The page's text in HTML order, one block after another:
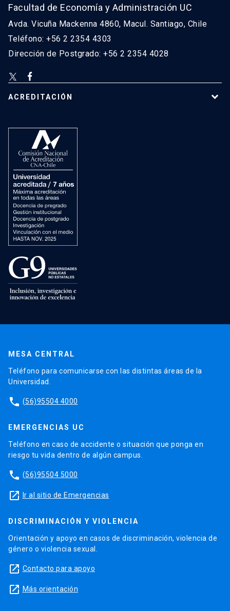
Facultad de Economía y Administración UC
Avda. Vicuña Mackenna 4860, Macul. Santiago, Chile
Teléfono: +56 2 2354 4303
Dirección de Postgrado: +56 2 2354 4028
ACREDITACIÓN
MESA CENTRAL
Teléfono para comunicarse con las distintas áreas de la
Universidad.
phone (56)95504 4000
EMERGENCIAS UC
Teléfono en caso de accidente o situación que ponga en
riesgo tu vida dentro de algún campus.
phone (56)95504 5000
launch Ir al sitio de Emergencias
DISCRIMINACIÓN Y VIOLENCIA
Orientación y apoyo en casos de discriminación, violencia de
género o violencia sexual.
launch Contacto para apoyo
launch Más orientación